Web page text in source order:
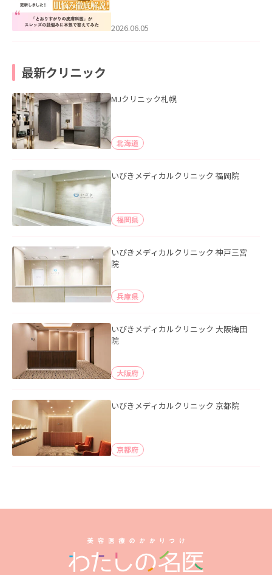
2026.06.05
最新クリニック
MJクリニック札幌
北海道
いびきメディカルクリニック 福岡院
福岡県
いびきメディカルクリニック 神戸三宮
院
兵庫県
いびきメディカルクリニック 大阪梅田
院
大阪府
いびきメディカルクリニック 京都院
京都府